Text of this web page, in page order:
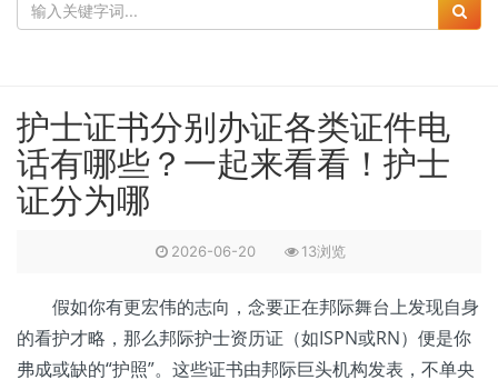
护士证书分别办证各类证件电
话有哪些？一起来看看！护士
证分为哪
2026-06-20 13浏览
假如你有更宏伟的志向，念要正在邦际舞台上发现自身
的看护才略，那么邦际护士资历证（如ISPN或RN）便是你
弗成或缺的“护照”。这些证书由邦际巨头机构发表，不单央